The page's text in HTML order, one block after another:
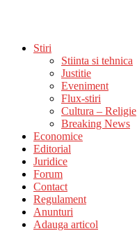
Stiri
Stiinta si tehnica
Justitie
Eveniment
Flux-stiri
Cultura – Religie
Breaking News
Economice
Editorial
Juridice
Forum
Contact
Regulament
Anunturi
Adauga articol